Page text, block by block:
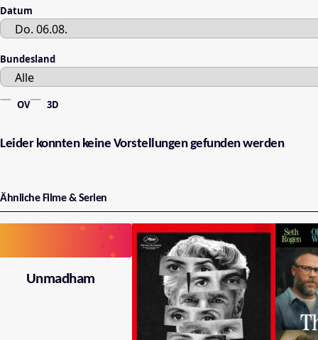
Datum
Bundesland
OV 3D
Leider konnten keine Vorstellungen gefunden werden
Ähnliche Filme & Serien
Unmadham